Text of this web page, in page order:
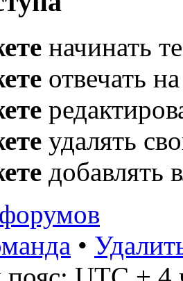
начинать
отвечать
удалять
добавлять
•